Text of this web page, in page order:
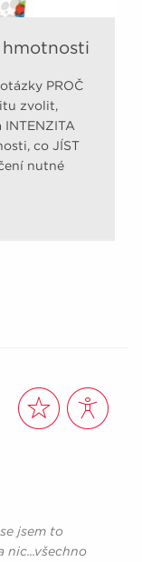
PROČ
zvolit,
co JÍST
nutné
jsem to
nic...všechno